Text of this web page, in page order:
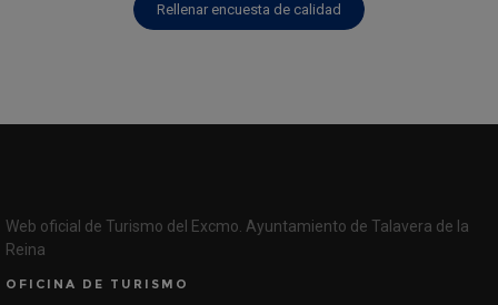
Rellenar encuesta de calidad
Web oficial de Turismo del Excmo. Ayuntamiento de Talavera de la
Reina
OFICINA DE TURISMO